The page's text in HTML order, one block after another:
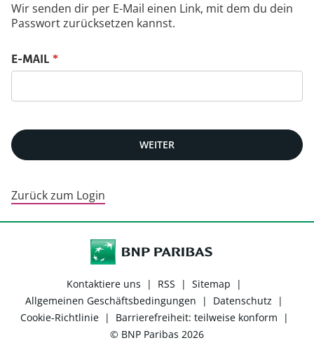
Wir senden dir per E-Mail einen Link, mit dem du dein
Passwort zurücksetzen kannst.
Passwort mit deiner E-Mail zurücksetzen
E-MAIL *
WEITER
Zurück zum Login
Kontaktiere uns | RSS | Sitemap
|
Allgemeinen Geschäftsbedingungen
| Datenschutz
|
Cookie-Richtlinie
| Barrierefreiheit: teilweise konform
|
© BNP Paribas 2026